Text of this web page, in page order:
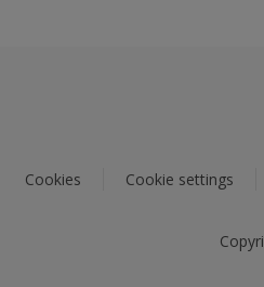
Cookies Cookie settings